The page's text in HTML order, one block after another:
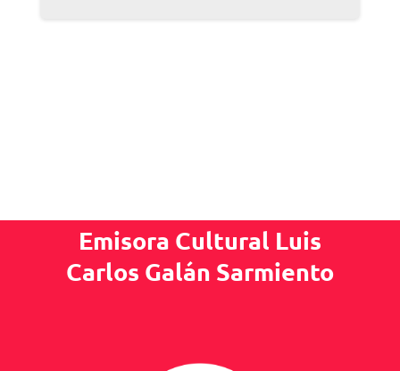
Emisora Cultural Luis
Carlos Galán Sarmiento